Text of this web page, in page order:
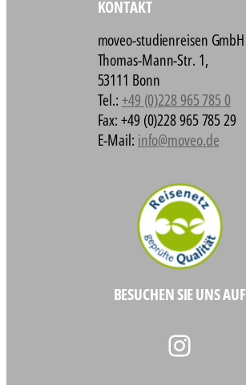
KONTAKT
moveo-studienreisen GmbH
Thomas-Mann-Str. 1,
53111 Bonn
Tel.: +49 (0)228 965 785 0
Fax: +49 (0)228 965 785 29
E-Mail: info@moveo.de
BESUCHEN SIE UNS AUF
Instagram